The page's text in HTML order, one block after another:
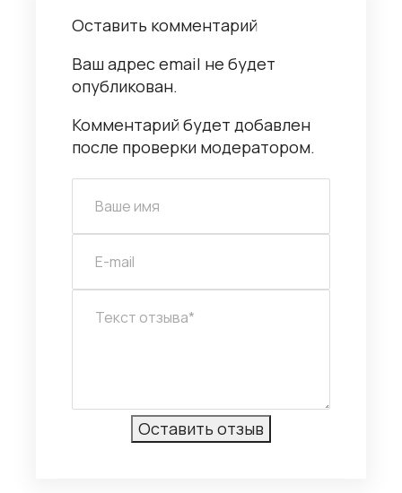
Оставить комментарий
Ваш адрес email не будет
опубликован.
Комментарий будет добавлен
после проверки модератором.